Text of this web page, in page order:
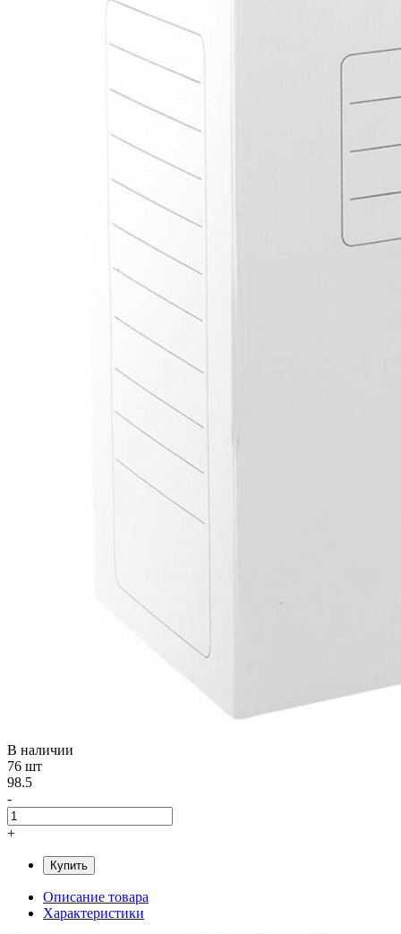
В наличии
76 шт
98.5
-
+
Купить
Описание товара
Характеристики